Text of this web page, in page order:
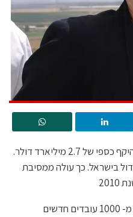
אינטל ישראל ייצאה בשנת 2010 בהיקף כספי של 2.7 מיליארד דולר.
בישראל. כך עולה ממסיבת
אינטל ישראל צופה גיוס של למעלה מ- 1000 עובדים חדשים